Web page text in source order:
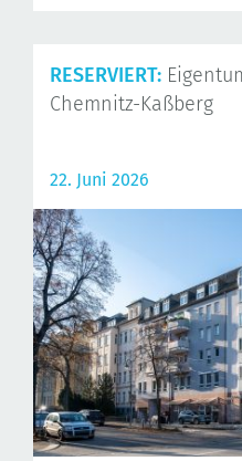
RESERVIERT:
Chemnitz-Kaßberg
22. Juni 2026